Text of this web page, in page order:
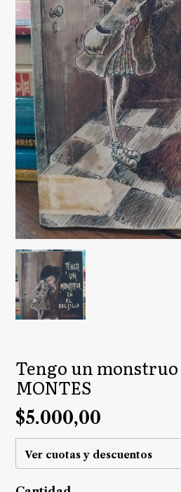
Tengo un
MONTES
$5.000,00
Ver cuotas y descuentos